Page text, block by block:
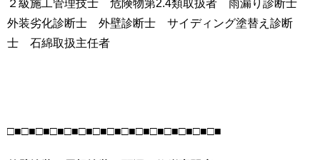
２級施工管理技士 危険物第2.4類取扱者 雨漏り診断士
外装劣化診断士 外壁診断士 サイディング塗替え診断
士 石綿取扱主任者
□■□■□■□■□■□■□■□■□■□■□■□■□■□■□■